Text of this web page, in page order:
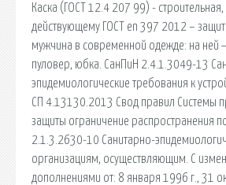
Каска (ГОСТ 12.4 207 99) - строительная,
действующему ГОСТ en 397 2012 –
мужчина в современной одежде: на ней
пуловер, юбка. СанПиН 2.4.1.3049-13
эпидемиологические требования к
СП 4.13130.2013 Свод правил Системы
защиты ограничение распространения
2.1.3.2630-10 Санитарно-
организациям, осуществляющим. С
дополнениями от: 8 января 1996 г., 31